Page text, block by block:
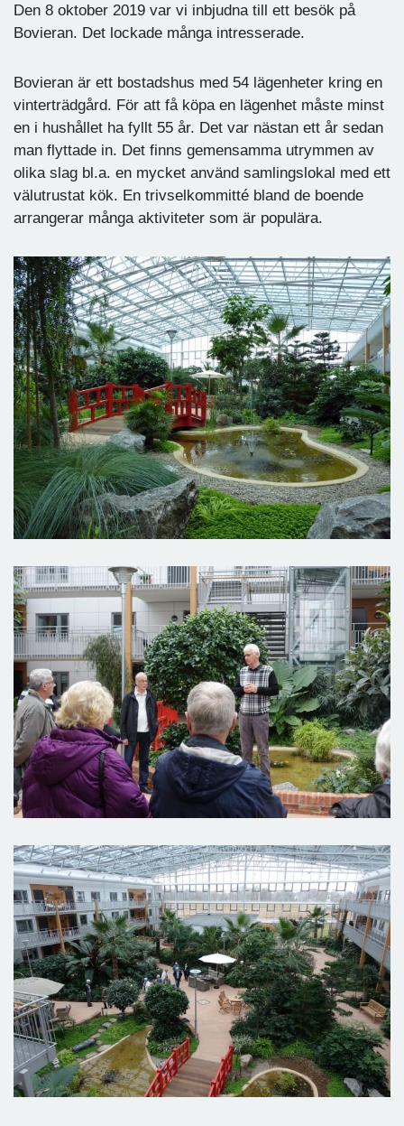
Den 8 oktober 2019 var vi inbjudna till ett besök på
Bovieran. Det lockade många intresserade.
Bovieran är ett bostadshus med 54 lägenheter kring en
vinterträdgård. För att få köpa en lägenhet måste minst
en i hushållet ha fyllt 55 år. Det var nästan ett år sedan
man flyttade in. Det finns gemensamma utrymmen av
olika slag bl.a. en mycket använd samlingslokal med ett
välutrustat kök. En trivselkommitté bland de boende
arrangerar många aktiviteter som är populära.